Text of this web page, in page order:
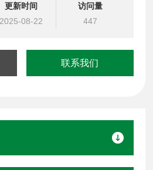
更新时间
2025-08-22
访问量
447
联系我们